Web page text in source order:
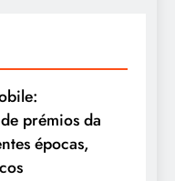
prémios da
épocas,